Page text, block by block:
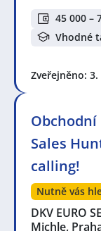
45 000 –
Vhodné
Zveřejněno:
Sales
calling!
Nutně vás
DKV EURO
Michle,